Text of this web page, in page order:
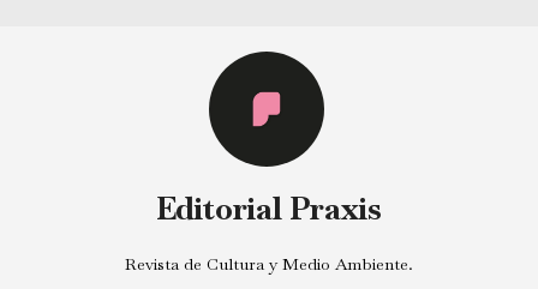
Editorial Praxis
Revista de Cultura y Medio Ambiente.